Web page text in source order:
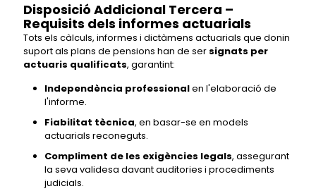
Disposició Addicional Tercera –
Requisits dels informes actuarials
Tots els càlculs, informes i dictàmens actuarials que donin
suport als plans de pensions han de ser signats per
actuaris qualificats, garantint:
Independència professionalen l'elaboració de
l'informe.
Fiabilitat tècnica, en basar-se en models
actuarials reconeguts.
Compliment de les exigències legals, assegurant
la seva validesa davant auditories i procediments
judicials.